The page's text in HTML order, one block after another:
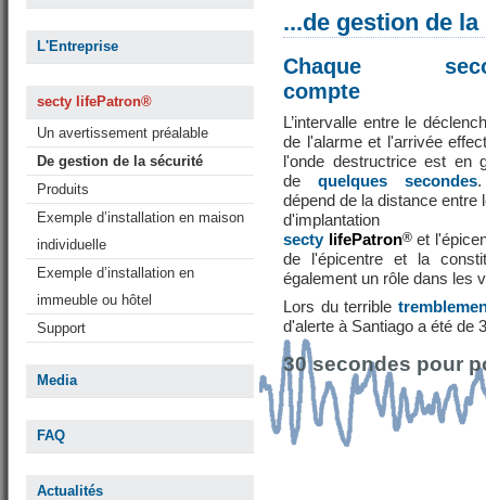
L'Entreprise
secty lifePatron®
Un avertissement préalable
De gestion de la sécurité
Produits
Exemple d’installation en maison
individuelle
Exemple d’installation en
immeuble ou hôtel
Support
Media
FAQ
Actualités
...de gestion de
Chaque
compte
L’intervalle entre le
de l'alarme et l'arrivée
l'onde destructrice est en
de quelques secondes
dépend de la distance entre
secty lifePatron®et
de l'épicentre et la
également un rôle dans les
Lors du terrible
d'alerte à Santiago a été de
30 secondes pour